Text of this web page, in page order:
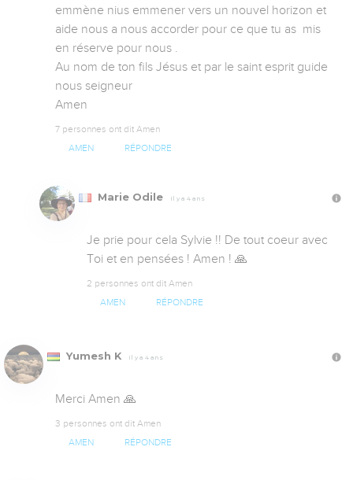
emmène nius emmener vers un nouvel horizon et
aide nous a nous accorder pour ce que tu as  mis
en réserve pour nous .
Au nom de ton fils Jésus et par le saint esprit guide
nous seigneur
Amen
7 personnes ont dit Amen
AMEN RÉPONDRE
Marie Odile Il y a 4 ans
Je prie pour cela Sylvie !! De tout coeur avec
Toi et en pensées ! Amen ! 🙏
2 personnes ont dit Amen
AMEN RÉPONDRE
Yumesh K Il y a 4 ans
Merci Amen 🙏
3 personnes ont dit Amen
AMEN RÉPONDRE